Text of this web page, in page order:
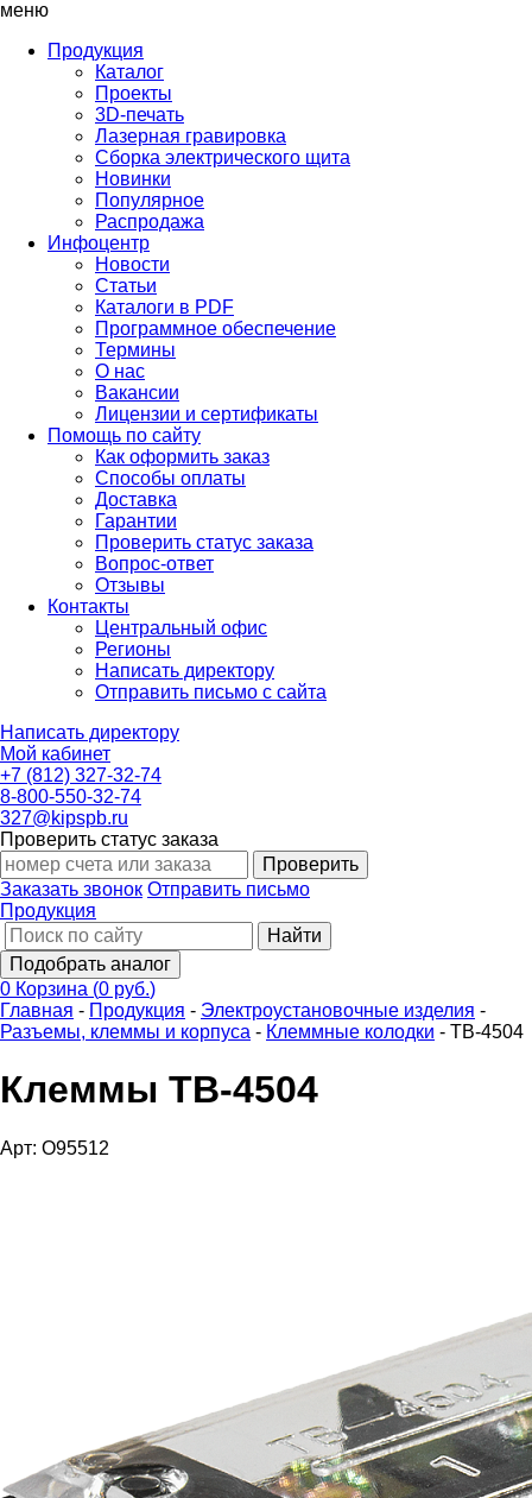
меню
Продукция
Каталог
Проекты
3D-печать
Лазерная гравировка
Сборка электрического щита
Новинки
Популярное
Распродажа
Инфоцентр
Новости
Статьи
Каталоги в PDF
Программное обеспечение
Термины
О нас
Вакансии
Лицензии и сертификаты
Помощь по сайту
Как оформить заказ
Способы оплаты
Доставка
Гарантии
Проверить статус заказа
Вопрос-ответ
Отзывы
Контакты
Центральный офис
Регионы
Написать директору
Отправить письмо с сайта
Написать директору
Мой кабинет
+7 (812) 327-32-74
8-800-550-32-74
327@kipspb.ru
Проверить статус заказа
Проверить
Заказать звонок Отправить письмо
Продукция
Найти
Подобрать аналог
0 Корзина (0 руб.)
Главная - Продукция - Электроустановочные изделия -
Разъемы, клеммы и корпуса - Клеммные колодки - TB-4504
Клеммы TB-4504
Арт: O95512